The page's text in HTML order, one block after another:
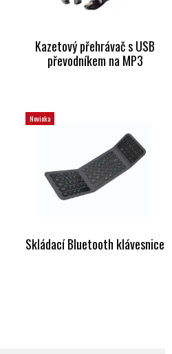
Kazetový přehrávač s USB
převodníkem na MP3
Novinka
Skládací Bluetooth klávesnice